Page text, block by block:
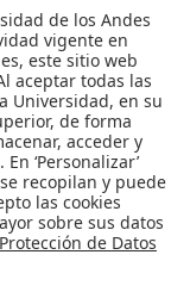
de mayo de 1964.
23 de febrero de 1949